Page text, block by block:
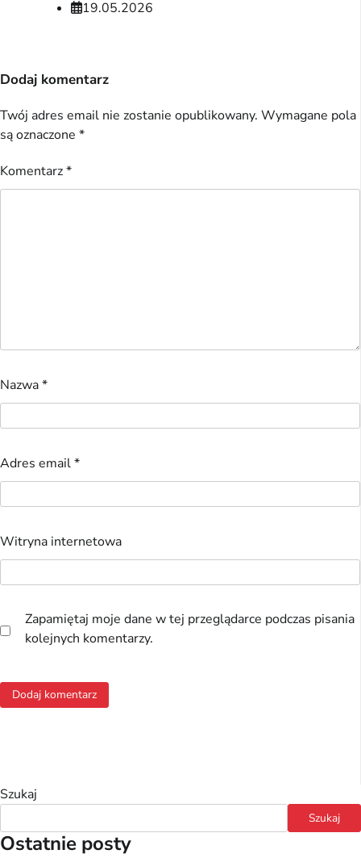
19.05.2026
Dodaj komentarz
Twój adres email nie zostanie opublikowany. Wymagane pola
są oznaczone *
Komentarz*
Nazwa*
Adres email*
Witryna internetowa
Zapamiętaj moje dane w tej przeglądarce podczas pisania
kolejnych komentarzy.
Szukaj
Szukaj
Ostatnie posty